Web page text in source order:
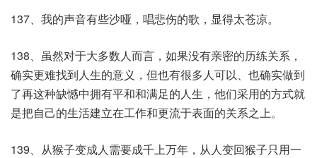
137、我的声音有些沙哑，唱悲伤的歌，显得太苍凉。
138、虽然对于大多数人而言，如果没有亲密的历练关系，
确实更难找到人生的意义，但也有很多人可以、也确实做到
了再这种缺憾中拥有平和和满足的人生，他们采用的方式就
是把自己的生活建立在工作和更流于表面的关系之上。
139、从猴子变成人需要成千上万年，从人变回猴子只用一